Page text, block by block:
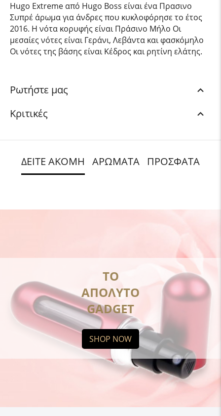
Hugo Extreme από Hugo Boss είναι ένα Πρασινο
Συπρέ άρωμα για άνδρες που κυκλοφόρησε το έτος
2016. Η νότα κορυφής είναι Πράσινο Μήλο Οι
μεσαίες νότες είναι Γεράνι, Λεβάντα και φασκόμηλο
Οι νότες της βάσης είναι Κέδρος και ρητίνη ελάτης.
Ρωτήστε μας
Κριτικές
ΔΕΙΤΕ ΑΚΟΜΗ ΑΡΩΜΑΤΑ ΠΡΟΣΦΑΤΑ
ΤΟ
ΑΠΟΛΥΤΟ
GADGET
SHOP NOW